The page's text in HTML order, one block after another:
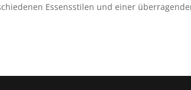
Essensstilen und einer